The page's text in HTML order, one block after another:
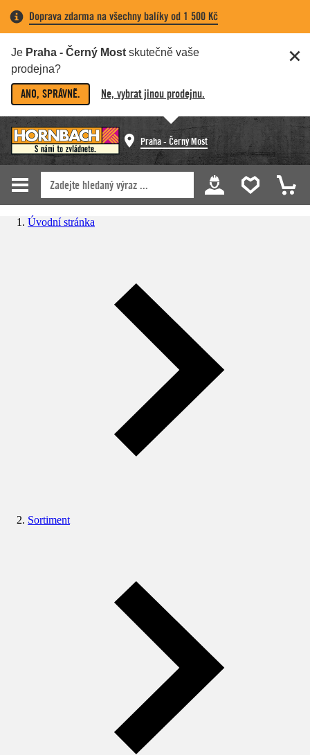
Doprava zdarma na všechny balíky od 1 500 Kč
Je Praha - Černý Most skutečně vaše
prodejna?
ANO, SPRÁVNĚ. Ne, vybrat jinou prodejnu.
Praha - Černý Most
Úvodní stránka
Sortiment